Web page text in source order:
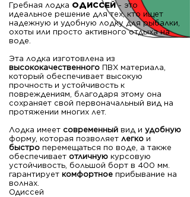
Гребная лодка ОДИССЕЙ- это
идеальное решение для тех, кто ищет
надежную и удобную лодку для рыбалки,
охоты или просто активного отдыха на
воде.
Эта лодка изготовлена из
высококачественного ПВХ материала,
который обеспечивает высокую
прочность и устойчивость к
повреждениям, благодаря этому она
сохраняет свой первоначальный вид на
протяжении многих лет.
Лодка имеет современный вид и удобную
форму, которая позволяет легко и
быстро перемещаться по воде, а также
обеспечивает отличную курсовую
устойчивость, большой борт в 400 мм.
гарантирует комфортное прибывание на
волнах.
Одиссей